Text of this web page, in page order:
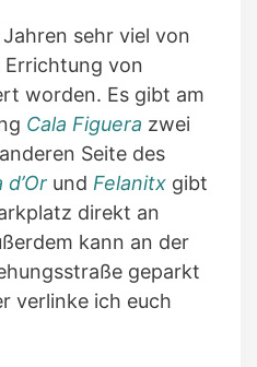
sehr viel von
Errichtung von
worden. Es gibt am
Cala Figuera zwei
Seite des
d’Or und Felanitx gibt
direkt an
kann an der
geparkt
verlinke ich euch